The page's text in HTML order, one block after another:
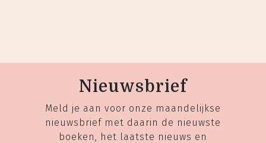
Nieuwsbrief
Meld je aan voor onze maandelijkse
nieuwsbrief met daarin de nieuwste
boeken, het laatste nieuws en